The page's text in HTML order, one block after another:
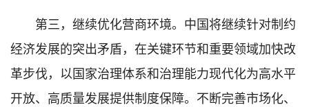
第三，继续优化营商环境。中国将继续针对制约
经济发展的突出矛盾，在关键环节和重要领域加快改
革步伐，以国家治理体系和治理能力现代化为高水平
开放、高质量发展提供制度保障。不断完善市场化、